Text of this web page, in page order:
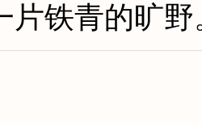
片铁青的旷野